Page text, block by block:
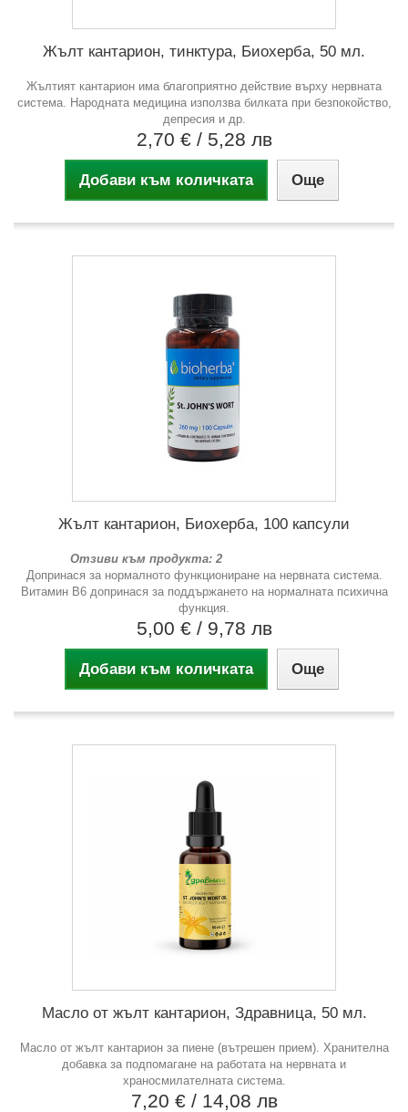
Жълт кантарион, тинктура, Биохерба, 50 мл.
Жълтият кантарион има благоприятно действие върху нервната
система. Народната медицина използва билката при безпокойство,
депресия и др.
2,70 € / 5,28 лв
Добави към количката Още
Жълт кантарион, Биохерба, 100 капсули
Отзиви към продукта: 2
Допринася за нормалното функциониране на нервната система.
Витамин В6 допринася за поддържането на нормалната психична
функция.
5,00 € / 9,78 лв
Добави към количката Още
Масло от жълт кантарион, Здравница, 50 мл.
Масло от жълт кантарион за пиене (вътрешен прием). Хранителна
добавка за подпомагане на работата на нервната и
храносмилателната система.
7,20 € / 14,08 лв